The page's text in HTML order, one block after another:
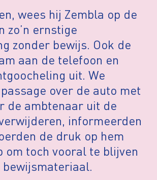
wees hij Zembla op de
zo’n ernstige
zonder bewijs. Ook de
aan de telefoon en
uit. We
over de auto met
de ambtenaar uit de
informeerden
de druk op hem
om toch vooral te blijven
bewijsmateriaal.